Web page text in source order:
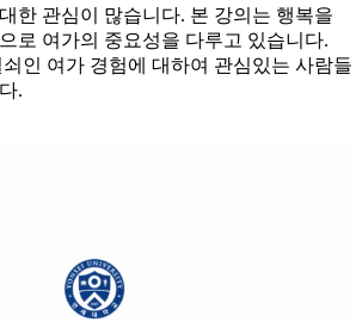
한 관심이 많습니다. 본 강의는 행복을
로 여가의 중요성을 다루고 있습니다.
인 여가 경험에 대하여 관심있는 사람들
.